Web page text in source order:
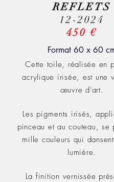
REFLETS
12-2024
450 €
Format 60 x 60
Cette toile, réalisée en
acrylique irisée, est une
œuvre d'art.
Les pigments irisés,
pinceau et au couteau, se
mille couleurs qui
lumière.
La finition vernissée